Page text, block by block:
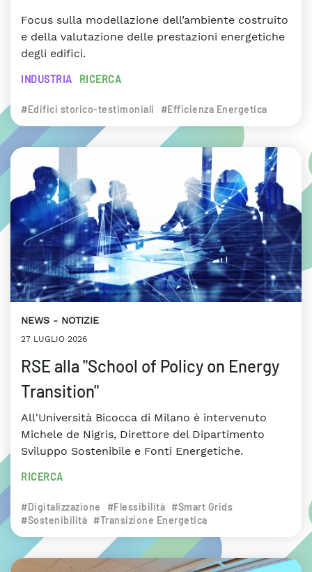
Focus sulla modellazione dell’ambiente costruito
e della valutazione delle prestazioni energetiche
degli edifici.
INDUSTRIA RICERCA
#Edifici storico-testimoniali #Efficienza Energetica
NEWS NOTIZIE
27 LUGLIO 2026
RSE alla "School of Policy on Energy
Transition"
All'Università Bicocca di Milano è intervenuto
Michele de Nigris, Direttore del Dipartimento
Sviluppo Sostenibile e Fonti Energetiche.
RICERCA
#Digitalizzazione #Flessibilità #Smart Grids
#Sostenibilità #Transizione Energetica